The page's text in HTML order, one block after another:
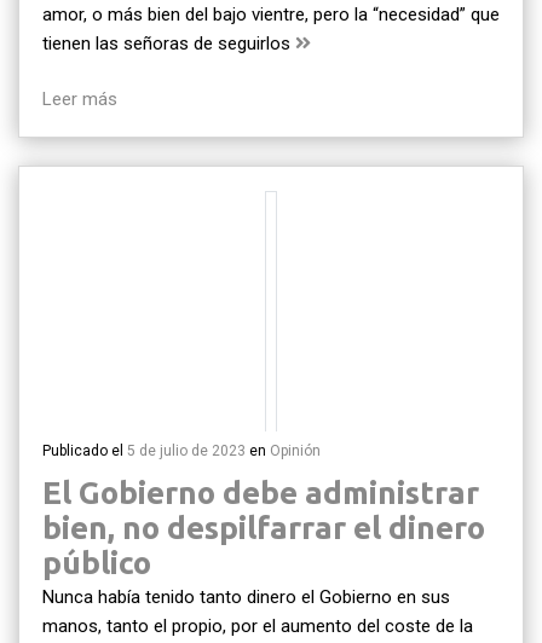
amor, o más bien del bajo vientre, pero la “necesidad” que
tienen las señoras de seguirlos
Leer más
Publicado el 5 de julio de 2023 en Opinión
El Gobierno debe administrar
bien, no despilfarrar el dinero
público
Nunca había tenido tanto dinero el Gobierno en sus
manos, tanto el propio, por el aumento del coste de la